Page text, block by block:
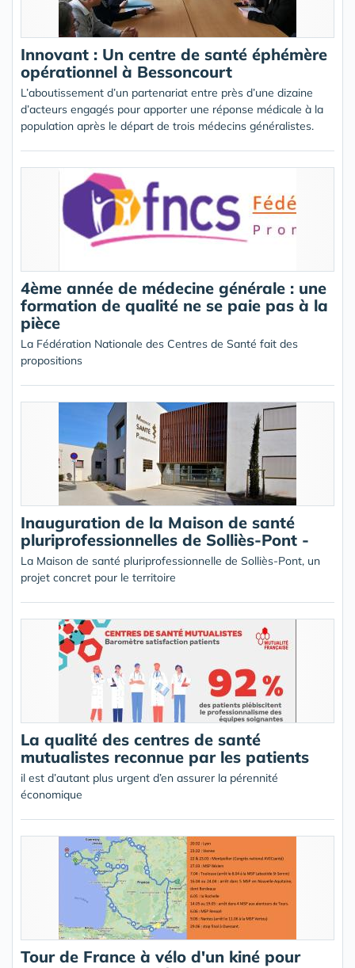
Innovant : Un centre de santé éphémère
opérationnel à Bessoncourt
L’aboutissement d’un partenariat entre près d’une dizaine
d’acteurs engagés pour apporter une réponse médicale à la
population après le départ de trois médecins généralistes.
4ème année de médecine générale : une
formation de qualité ne se paie pas à la
pièce
La Fédération Nationale des Centres de Santé fait des
propositions
Inauguration de la Maison de santé
pluriprofessionnelles de Solliès-Pont -
La Maison de santé pluriprofessionnelle de Solliès-Pont, un
projet concret pour le territoire
La qualité des centres de santé
mutualistes reconnue par les patients
il est d’autant plus urgent d’en assurer la pérennité
économique
Tour de France à vélo d'un kiné pour